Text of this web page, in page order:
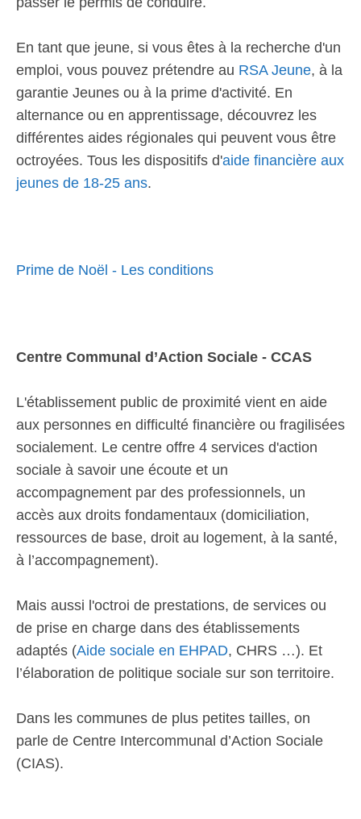
En tant que jeune, si vous êtes à la recherche d'un
emploi, vous pouvez prétendre au RSA Jeune, à la
garantie Jeunes ou à la prime d'activité. En
alternance ou en apprentissage, découvrez les
différentes aides régionales qui peuvent vous être
octroyées. Tous les dispositifs d'aide financière aux
jeunes de 18-25 ans.
Prime de Noël - Les conditions
Centre Communal d’Action Sociale - CCAS
L'établissement public de proximité vient en aide
aux personnes en difficulté financière ou fragilisées
socialement. Le centre offre 4 services d'action
sociale à savoir une écoute et un
accompagnement par des professionnels, un
accès aux droits fondamentaux (domiciliation,
ressources de base, droit au logement, à la santé,
à l’accompagnement).
Mais aussi l'octroi de prestations, de services ou
de prise en charge dans des établissements
adaptés (Aide sociale en EHPAD, CHRS …). Et
l’élaboration de politique sociale sur son territoire.
Dans les communes de plus petites tailles, on
parle de Centre Intercommunal d’Action Sociale
(CIAS).